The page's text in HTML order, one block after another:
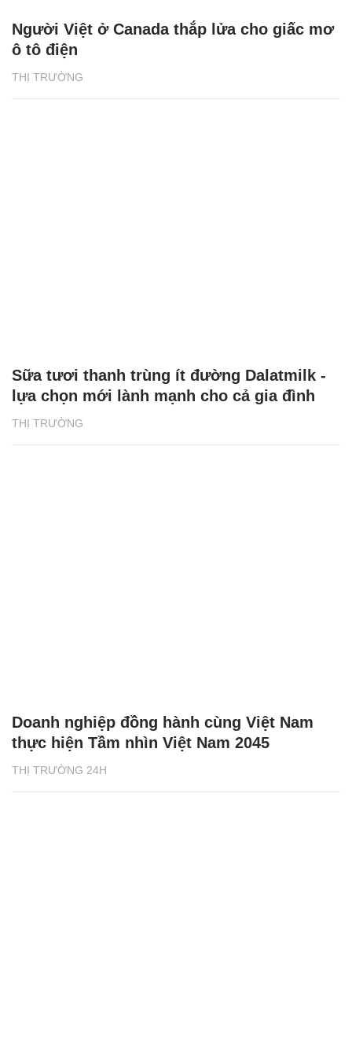
THỊ TRƯỜNG
Người Việt ở Canada thắp lửa cho giấc mơ
ô tô điện
THỊ TRƯỜNG
Sữa tươi thanh trùng ít đường Dalatmilk -
lựa chọn mới lành mạnh cho cả gia đình
THỊ TRƯỜNG 24H
Doanh nghiệp đồng hành cùng Việt Nam
thực hiện Tầm nhìn Việt Nam 2045